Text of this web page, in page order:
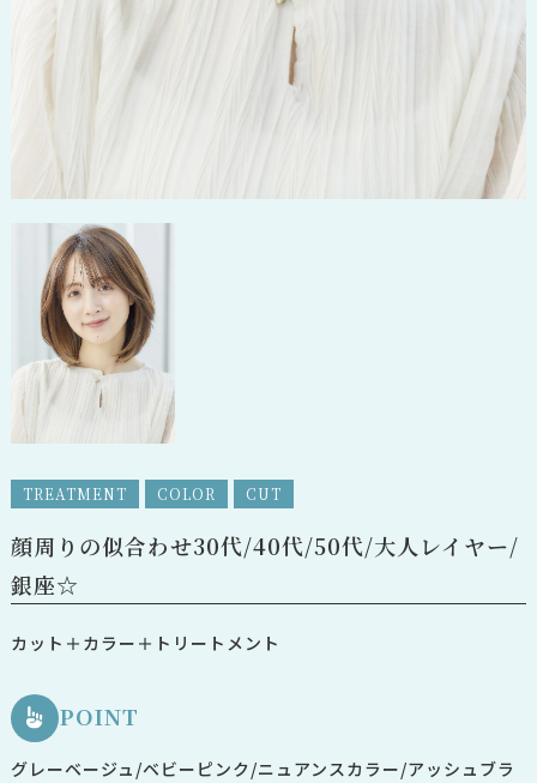
TREATMENT COLOR CUT
顔周りの似合わせ30代/40代/50代/大人レイヤー/
銀座☆
カット＋カラー＋トリートメント
POINT
グレーベージュ/ベビーピンク/ニュアンスカラー/アッシュブラ